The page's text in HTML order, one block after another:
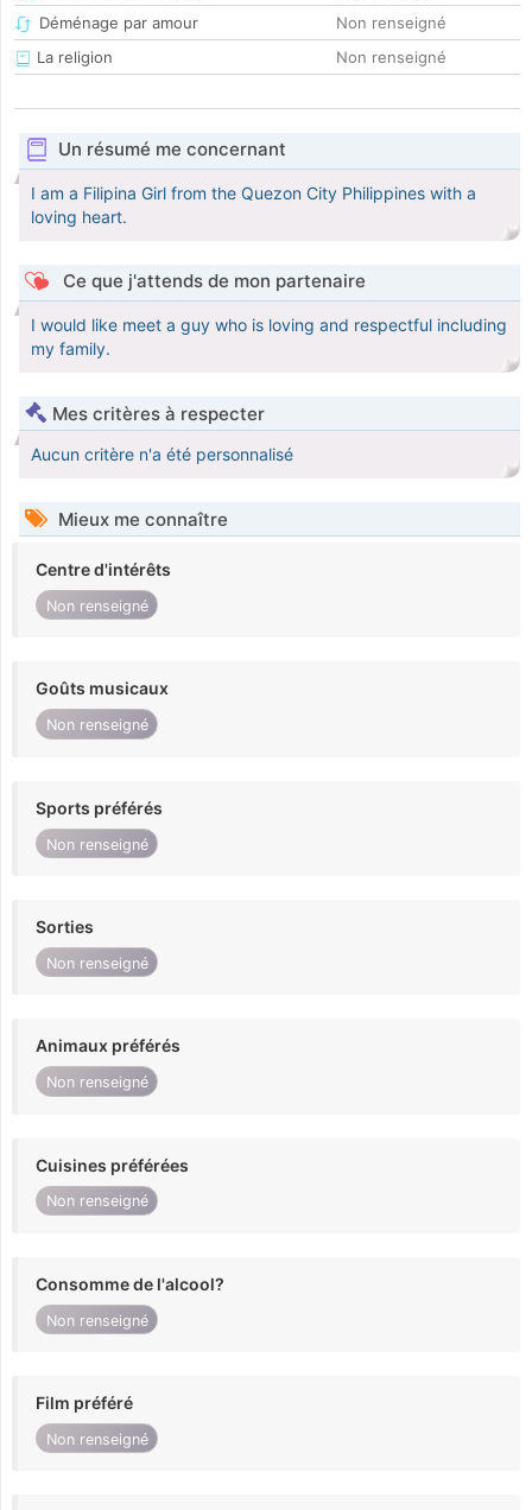
Déménage par amour
Non renseigné
La religion
Non renseigné
Un résumé me concernant
I am a Filipina Girl from the Quezon City Philippines with a
loving heart.
Ce que j'attends de mon partenaire
I would like meet a guy who is loving and respectful including
my family.
Mes critères à respecter
Aucun critère n'a été personnalisé
Mieux me connaître
Centre d'intérêts
Non renseigné
Goûts musicaux
Non renseigné
Sports préférés
Non renseigné
Sorties
Non renseigné
Animaux préférés
Non renseigné
Cuisines préférées
Non renseigné
Consomme de l'alcool?
Non renseigné
Film préféré
Non renseigné